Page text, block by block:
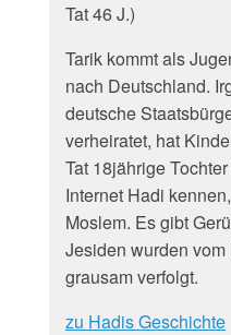
Tat 46 J.)
Tarik kommt als
nach Deutschland.
deutsche
verheiratet, hat
Tat 18jährige
Internet Hadi
Moslem. Es gibt
Jesiden wurden
grausam verfolgt.
zu Hadis Geschichte